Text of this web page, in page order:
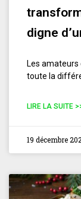
digne
Les
toute la
LIRE LA SUITE
19 décembre